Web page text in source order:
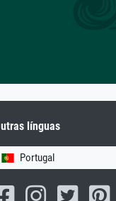
línguas
Portugal